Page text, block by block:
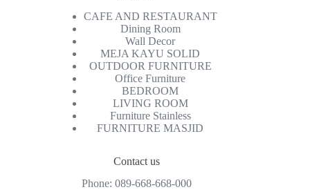
CAFE AND RESTAURANT
Dining Room
Wall Decor
MEJA KAYU SOLID
OUTDOOR FURNITURE
Office Furniture
BEDROOM
LIVING ROOM
Furniture Stainless
FURNITURE MASJID
Contact us
Phone: 089-668-668-000